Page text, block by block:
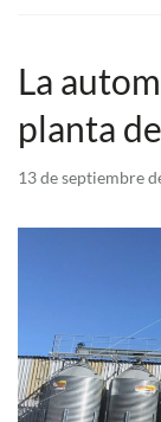
La
planta
13 de septiembre